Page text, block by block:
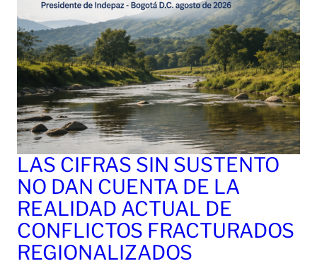
LAS CIFRAS SIN SUSTENTO
NO DAN CUENTA DE LA
REALIDAD ACTUAL DE
CONFLICTOS FRACTURADOS
REGIONALIZADOS